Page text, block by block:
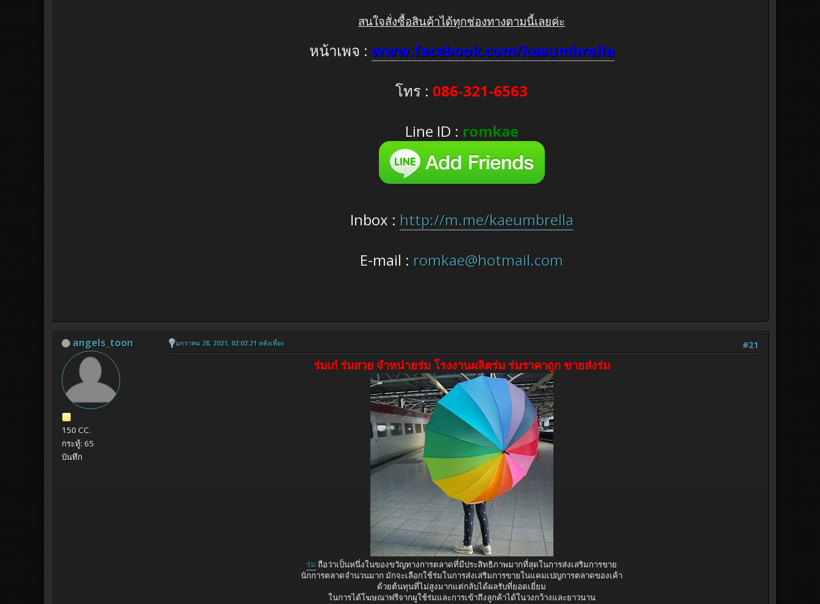
สนใจสั่งซื้อสินค้าได้ทุกช่องทางตามนี้เลยค่ะ
หน้าเพจ : www.facebook.com/kaeumbrella
โทร : 086-321-6563
Line ID : romkae
Inbox : http://m.me/kaeumbrella
E-mail : romkae@hotmail.com
angels_toon
150 CC.
กระทู้: 65
บันทึก
#21
มกราคม 28, 2021, 02:02:21 หลังเที่ยง
ร่มเก๋ ร่มสวย จำหน่ายร่ม โรงงานผลิตร่ม ร่มราคาถูก ขายส่งร่ม
ร่ม ถือว่าเป็นหนึ่งในของขวัญทางการตลาดที่มีประสิทธิภาพมากที่สุดในการส่งเสริมการขาย
นักการตลาดจำนวนมาก มักจะเลือกใช้ร่มในการส่งเสริมการขายในแคมเปญการตลาดของเค้า
ด้วยต้นทุนที่ไม่สูงมากแต่กลับได้ผลรับที่ยอดเยี่ยม
ในการได้โฆษณาฟรีจากผูใช้ร่มและการเข้าถึงลูกค้าได้ในวงกว้างและยาวนาน